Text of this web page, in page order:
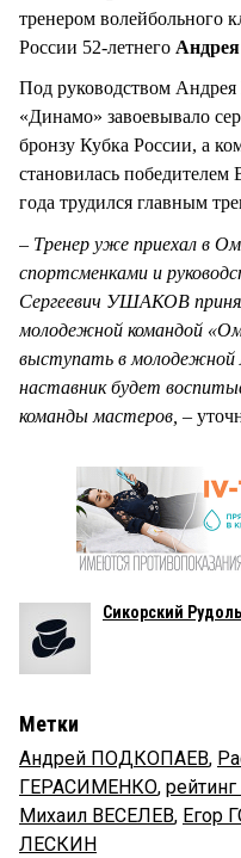
тренером волейбольного
России 52-летнего
Под руководством
«Динамо» завоевывало
бронзу Кубка России, а
становилась
года трудился главным
– Тренер уже приехал в
спортсменками и
Сергеевич УШАКОВ
молодежной командой
выступать в молодежной
наставник будет
команды мастеров, –
Сикорский
Метки
Андрей ПОДКОПАЕВ,
ГЕРАСИМЕНКО,
Михаил ВЕСЕЛЕВ, Егор
ЛЕСКИН